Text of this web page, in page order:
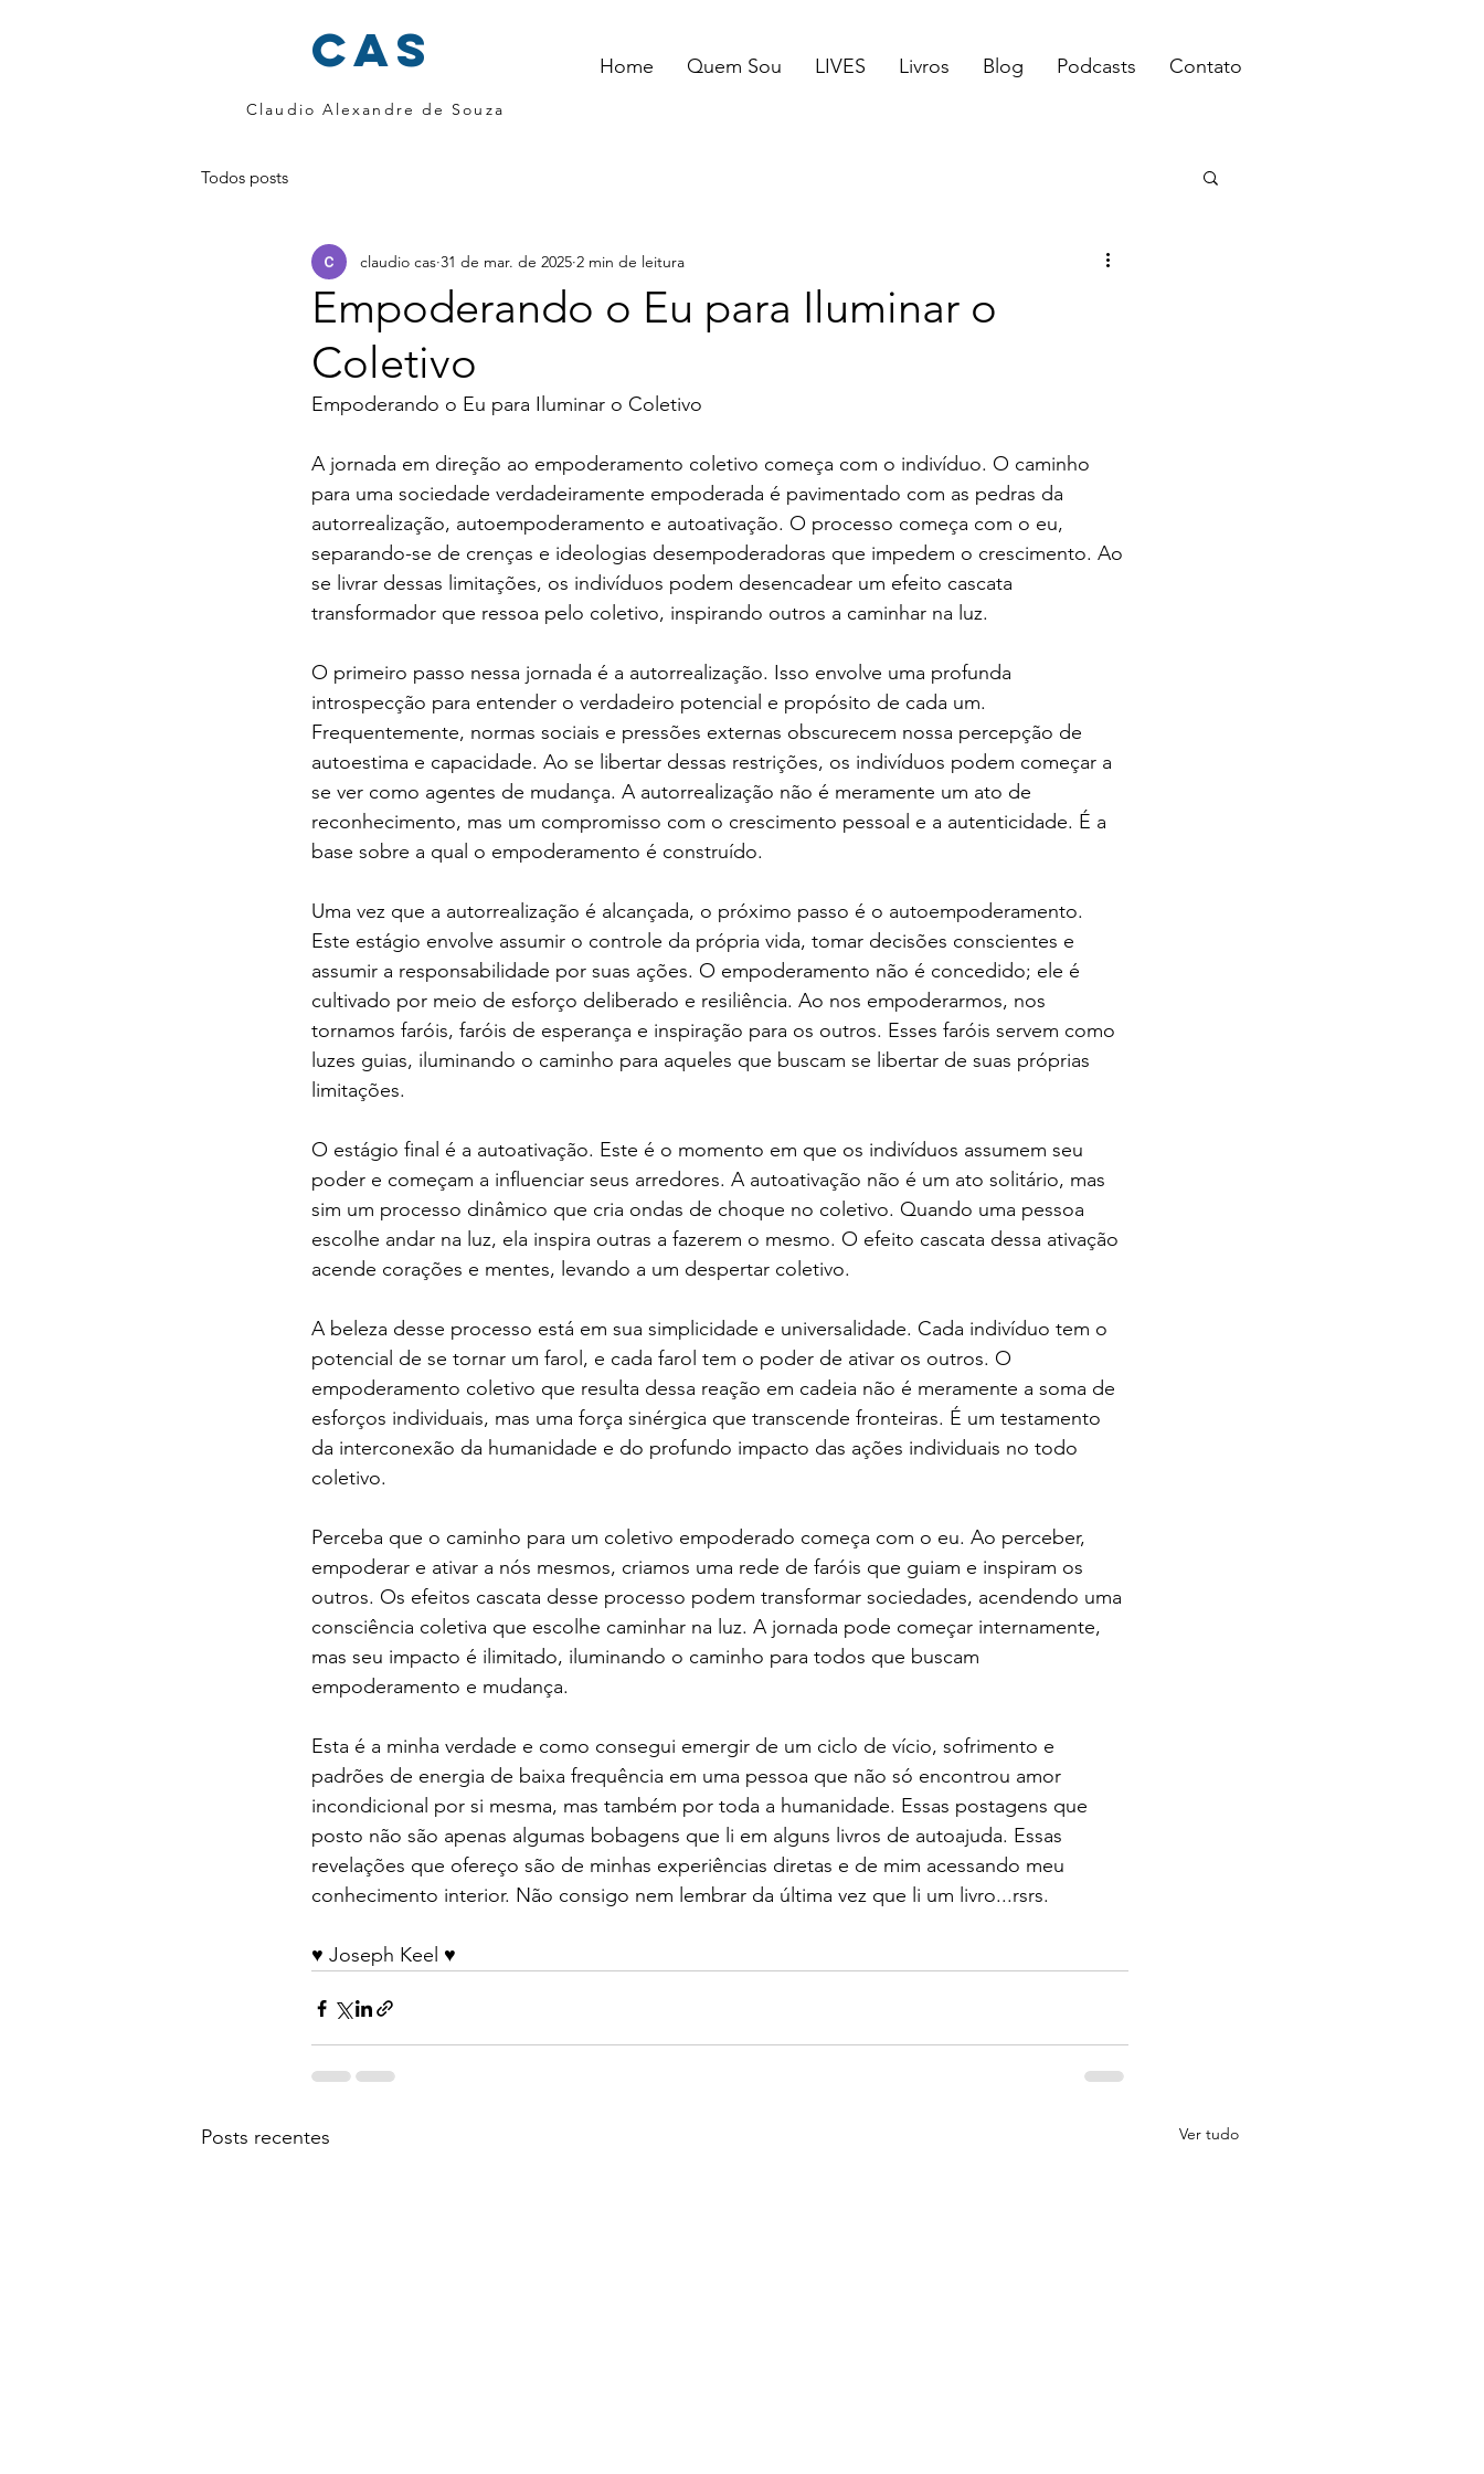
cas Home Quem Sou LIVES Livros Blog Podcasts Contato
Claudio Alexandre de Souza
Todos posts
Empoderando o Eu para Iluminar o
Coletivo
claudio cas 31 de mar. de 2025 2 min de leitura
Empoderando o Eu para Iluminar o Coletivo
A jornada em direção ao empoderamento coletivo começa com o indivíduo. O caminho
para uma sociedade verdadeiramente empoderada é pavimentado com as pedras da
autorrealização, autoempoderamento e autoativação. O processo começa com o eu,
separando-se de crenças e ideologias desempoderadoras que impedem o crescimento. Ao
se livrar dessas limitações, os indivíduos podem desencadear um efeito cascata
transformador que ressoa pelo coletivo, inspirando outros a caminhar na luz.
O primeiro passo nessa jornada é a autorrealização. Isso envolve uma profunda
introspecção para entender o verdadeiro potencial e propósito de cada um.
Frequentemente, normas sociais e pressões externas obscurecem nossa percepção de
autoestima e capacidade. Ao se libertar dessas restrições, os indivíduos podem começar a
se ver como agentes de mudança. A autorrealização não é meramente um ato de
reconhecimento, mas um compromisso com o crescimento pessoal e a autenticidade. É a
base sobre a qual o empoderamento é construído.
Uma vez que a autorrealização é alcançada, o próximo passo é o autoempoderamento.
Este estágio envolve assumir o controle da própria vida, tomar decisões conscientes e
assumir a responsabilidade por suas ações. O empoderamento não é concedido; ele é
cultivado por meio de esforço deliberado e resiliência. Ao nos empoderarmos, nos
tornamos faróis, faróis de esperança e inspiração para os outros. Esses faróis servem como
luzes guias, iluminando o caminho para aqueles que buscam se libertar de suas próprias
limitações.
O estágio final é a autoativação. Este é o momento em que os indivíduos assumem seu
poder e começam a influenciar seus arredores. A autoativação não é um ato solitário, mas
sim um processo dinâmico que cria ondas de choque no coletivo. Quando uma pessoa
escolhe andar na luz, ela inspira outras a fazerem o mesmo. O efeito cascata dessa ativação
acende corações e mentes, levando a um despertar coletivo.
A beleza desse processo está em sua simplicidade e universalidade. Cada indivíduo tem o
potencial de se tornar um farol, e cada farol tem o poder de ativar os outros. O
empoderamento coletivo que resulta dessa reação em cadeia não é meramente a soma de
esforços individuais, mas uma força sinérgica que transcende fronteiras. É um testamento
da interconexão da humanidade e do profundo impacto das ações individuais no todo
coletivo.
Perceba que o caminho para um coletivo empoderado começa com o eu. Ao perceber,
empoderar e ativar a nós mesmos, criamos uma rede de faróis que guiam e inspiram os
outros. Os efeitos cascata desse processo podem transformar sociedades, acendendo uma
consciência coletiva que escolhe caminhar na luz. A jornada pode começar internamente,
mas seu impacto é ilimitado, iluminando o caminho para todos que buscam
empoderamento e mudança.
Esta é a minha verdade e como consegui emergir de um ciclo de vício, sofrimento e
padrões de energia de baixa frequência em uma pessoa que não só encontrou amor
incondicional por si mesma, mas também por toda a humanidade. Essas postagens que
posto não são apenas algumas bobagens que li em alguns livros de autoajuda. Essas
revelações que ofereço são de minhas experiências diretas e de mim acessando meu
conhecimento interior. Não consigo nem lembrar da última vez que li um livro...rsrs.
♥️ Joseph Keel ♥️
Posts recentes Ver tudo